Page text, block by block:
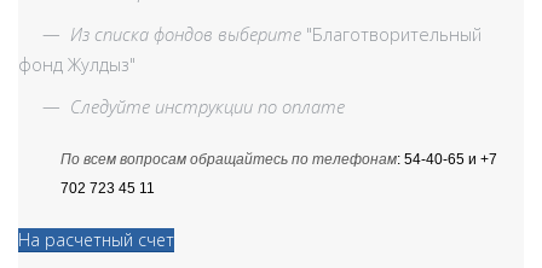
— Из списка фондов выберите "Благотворительный
фонд Жулдыз"
— Следуйте инструкции по оплате
По всем вопросам обращайтесь по телефонам: 54-40-65 и +7
702 723 45 11
На расчетный счет